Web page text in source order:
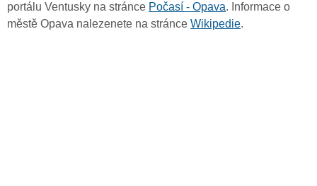
portálu Ventusky na stránce Počasí - Opava. Informace o
městě Opava nalezenete na stránce Wikipedie.